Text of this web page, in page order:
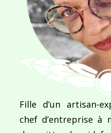
l’article
Épisode 11 : Tracé du
Fille d’un artisan-
chef d’entreprise à